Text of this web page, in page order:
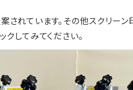
れています。その他スクリー
してみてください。